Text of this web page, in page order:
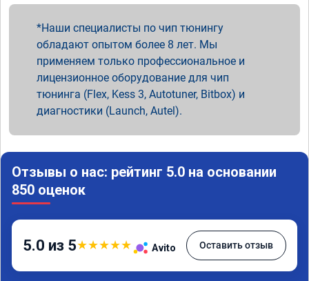
Наши специалисты по чип тюнингу
обладают опытом более 8 лет. Мы
применяем только профессиональное и
лицензионное оборудование для чип
тюнинга (Flex, Kess 3, Autotuner, Bitbox) и
диагностики (Launch, Autel).
Отзывы о нас: рейтинг 5.0 на основании
850 оценок
5.0 из 5★★★★★ Avito Оставить отзыв